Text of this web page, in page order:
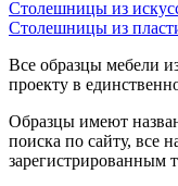
Столешницы из
Столешницы из
Все образцы мебели
проекту в
Образцы имеют
поиска по сайту, все
зарегистрированным